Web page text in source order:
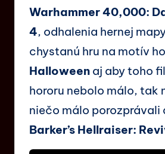
Warhammer 40,000:
4, odhalenia hernej
chystanú hru na motív
Halloween aj aby toho
hororu nebolo málo, tak
niečo málo porozprávali
Barker’s Hellraiser: